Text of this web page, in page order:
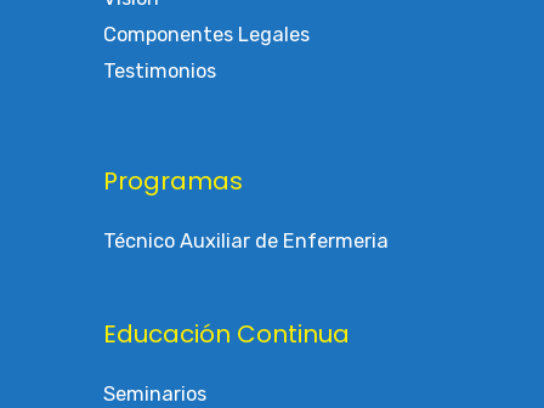
Componentes Legales
Testimonios
Programas
Técnico Auxiliar de Enfermeria
Educación Continua
Seminarios